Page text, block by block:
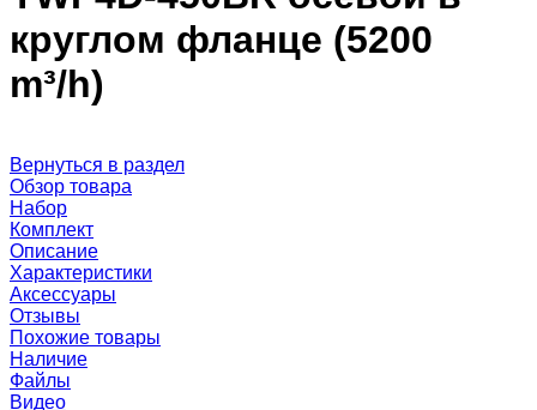
круглом фланце (5200
m³/h)
Вернуться в раздел
Обзор товара
Набор
Комплект
Описание
Характеристики
Аксессуары
Отзывы
Похожие товары
Наличие
Файлы
Видео